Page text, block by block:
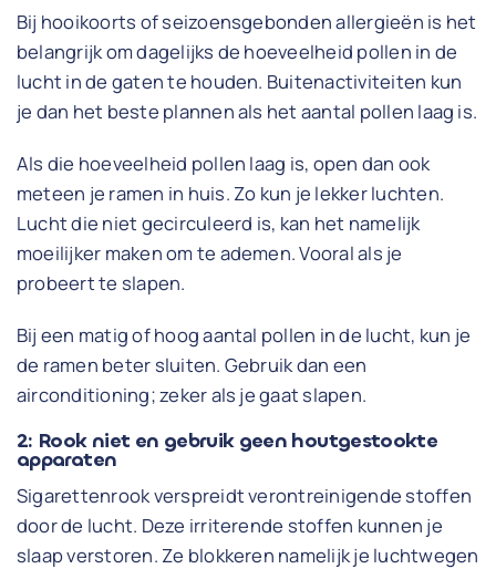
Bij hooikoorts of seizoensgebonden allergieën is het
belangrijk om dagelijks de hoeveelheid pollen in de
lucht in de gaten te houden. Buitenactiviteiten kun
je dan het beste plannen als het aantal pollen laag is.
Als die hoeveelheid pollen laag is, open dan ook
meteen je ramen in huis. Zo kun je lekker luchten.
Lucht die niet gecirculeerd is, kan het namelijk
moeilijker maken om te ademen. Vooral als je
probeert te slapen.
Bij een matig of hoog aantal pollen in de lucht, kun je
de ramen beter sluiten. Gebruik dan een
airconditioning; zeker als je gaat slapen.
2: Rook niet en gebruik geen houtgestookte
apparaten
Sigarettenrook verspreidt verontreinigende stoffen
door de lucht. Deze irriterende stoffen kunnen je
slaap verstoren. Ze blokkeren namelijk je luchtwegen